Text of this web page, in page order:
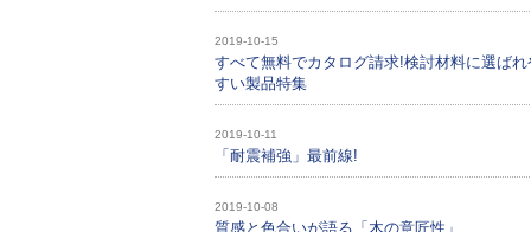
2019-10-15
すべて無料でカタログ請求!検討材料に選ばれ
すい製品特集
2019-10-11
「耐震補強」最前線!
2019-10-08
質感と色合いが語る「木の意匠性」